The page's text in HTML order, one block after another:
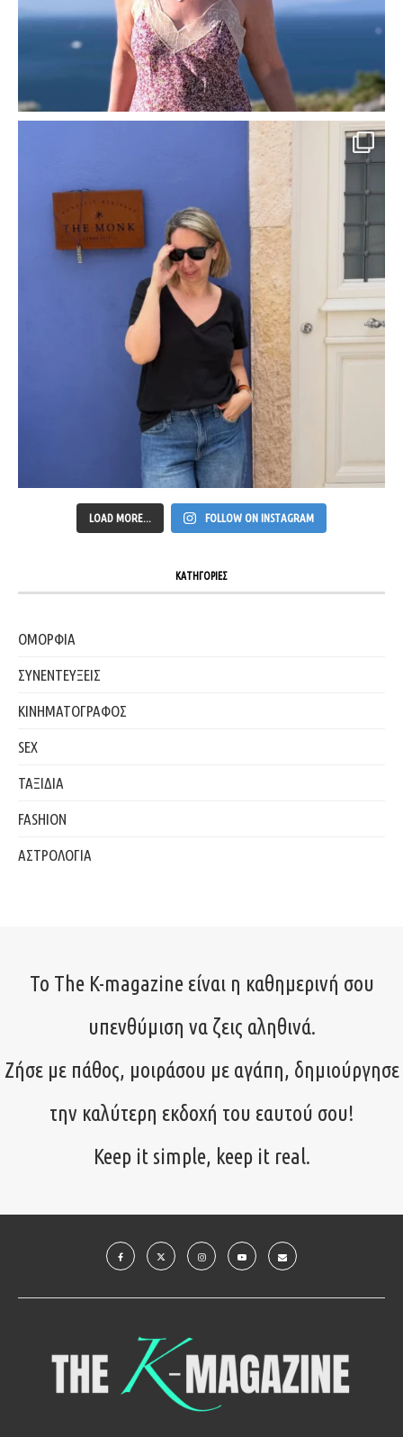
LOAD MORE... FOLLOW ON INSTAGRAM
ΚΑΤΗΓΟΡΙΕΣ
ΟΜΟΡΦΙΑ
ΣΥΝΕΝΤΕΥΞΕΙΣ
ΚΙΝΗΜΑΤΟΓΡΑΦΟΣ
SEX
ΤΑΞΙΔΙΑ
FASHION
ΑΣΤΡΟΛΟΓΙΑ
Το The K-magazine είναι η καθημερινή σου
υπενθύμιση να ζεις αληθινά.
Ζήσε με πάθος, μοιράσου με αγάπη, δημιούργησε
την καλύτερη εκδοχή του εαυτού σου!
Keep it simple, keep it real.